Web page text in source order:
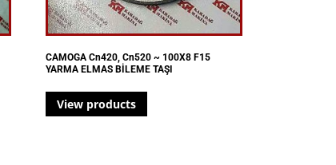
CAMOGA Cn420, Cn520 ~ 100X8 F15
YARMA ELMAS BİLEME TAŞI
View products